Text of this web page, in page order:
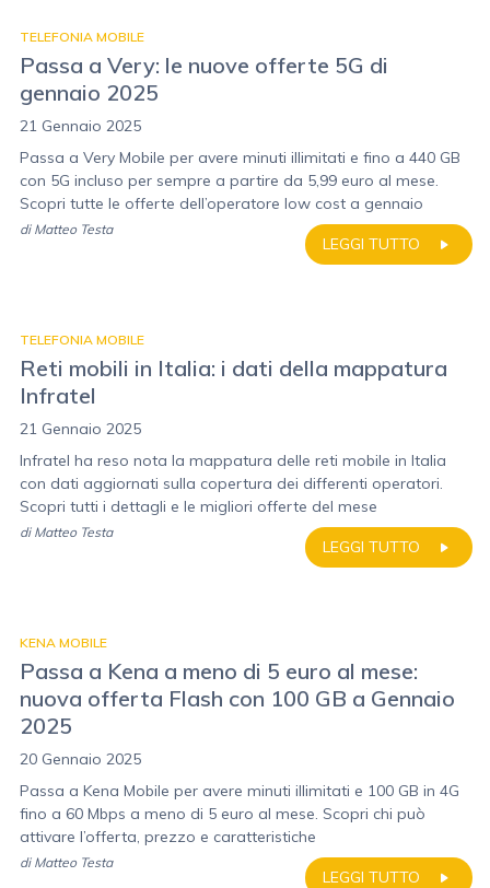
TELEFONIA MOBILE
Passa a Very: le nuove offerte 5G di
gennaio 2025
21 Gennaio 2025
Passa a Very Mobile per avere minuti illimitati e fino a 440 GB
con 5G incluso per sempre a partire da 5,99 euro al mese.
Scopri tutte le offerte dell’operatore low cost a gennaio
LEGGI TUTTO
di Matteo Testa
TELEFONIA MOBILE
Reti mobili in Italia: i dati della mappatura
Infratel
21 Gennaio 2025
Infratel ha reso nota la mappatura delle reti mobile in Italia
con dati aggiornati sulla copertura dei differenti operatori.
Scopri tutti i dettagli e le migliori offerte del mese
LEGGI TUTTO
di Matteo Testa
KENA MOBILE
Passa a Kena a meno di 5 euro al mese:
nuova offerta Flash con 100 GB a Gennaio
2025
20 Gennaio 2025
Passa a Kena Mobile per avere minuti illimitati e 100 GB in 4G
fino a 60 Mbps a meno di 5 euro al mese. Scopri chi può
attivare l’offerta, prezzo e caratteristiche
LEGGI TUTTO
di Matteo Testa